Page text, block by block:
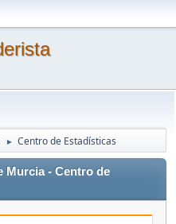
► Centro de Estadísticas
Murcia - Centro de